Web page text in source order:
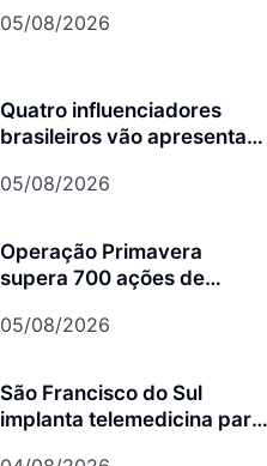
05/08/2026
Quatro influenciadores
brasileiros vão apresentar
milhões de seguidores
05/08/2026
Operação Primavera
supera 700 ações de
Francisco do Sul
05/08/2026
São Francisco do Sul
implanta telemedicina para